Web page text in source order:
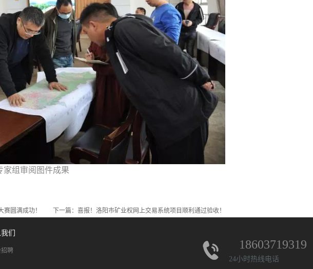
家组审阅图件成果
圆满成功！ 下一篇：喜报！洛阳市矿业权网上交易系统项目顺利通过验收！
们
聘
24小时热线电话
18603719319